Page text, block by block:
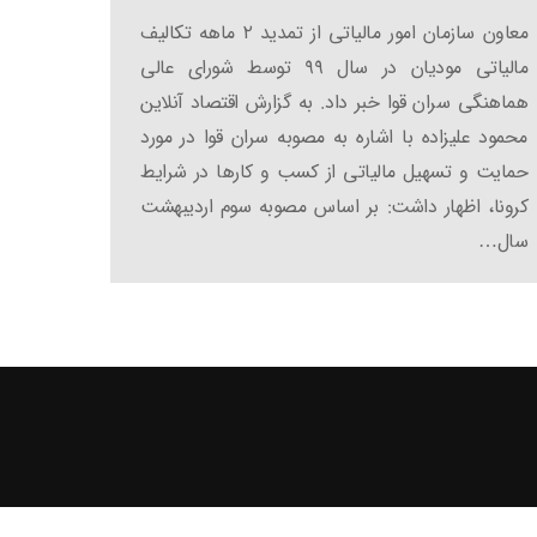
معاون سازمان امور مالیاتی از تمدید ۲ ماهه تکالیف
مالیاتی مودیان در سال ۹۹ توسط شورای عالی
هماهنگی سران قوا خبر داد. به گزارش اقتصاد آنلاین
محمود علیزاده با اشاره به مصوبه سران قوا در مورد
حمایت و تسهیل مالیاتی از کسب و کارها در شرایط
کرونا، اظهار داشت: بر اساس مصوبه سوم اردیبهشت
سال…